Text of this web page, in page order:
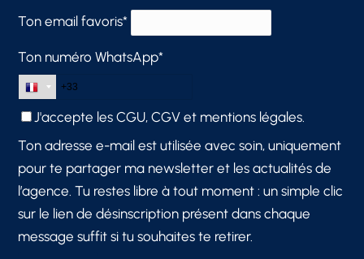
Ton email favoris*
Ton numéro WhatsApp*
J'accepte lesCGU, CGV et mentions légales.
Ton adresse e-mail est utilisée avec soin, uniquement
pour te partager ma newsletter et les actualités de
l’agence. Tu restes libre à tout moment : un simple clic
sur le lien de désinscription présent dans chaque
message suffit si tu souhaites te retirer.